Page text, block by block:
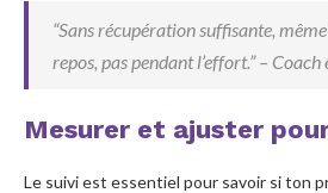
“Sans récupération suffisante,
repos, pas pendant l’effort.” –
Mesurer et ajuster
Le suivi est essentiel pour savoir si ton